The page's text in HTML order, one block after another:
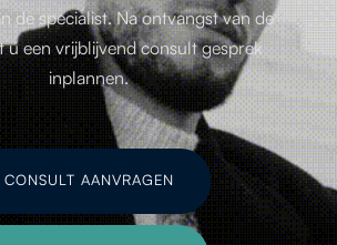
de specialist. Na ontvangst van de
u een vrijblijvend consult gesprek
inplannen.
CONSULT AANVRAGEN